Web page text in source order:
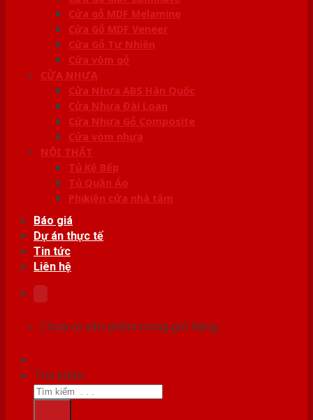
Cửa gỗ MDF Melamine
Cửa Gỗ MDF Veneer
Cửa Gỗ Tự Nhiên
Cửa vòm gỗ
CỬA NHỰA
Cửa Nhựa ABS Hàn Quốc
Cửa Nhựa Đài Loan
Cửa Nhựa Gỗ Composite
Cửa vòm nhựa
NỘI THẤT
Tủ Kệ Bếp
Tủ Quần Áo
Phụ kiện cửa nhà tắm
Báo giá
Dự án thực tế
Tin tức
Liên hệ
Chưa có sản phẩm trong giỏ hàng.
Tìm kiếm: